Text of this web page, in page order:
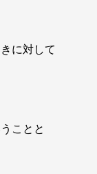
に対して
ことと